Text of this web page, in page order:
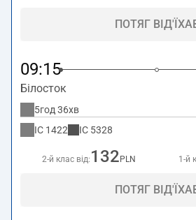
ПОТЯГ
09:15
Білосток
5год 36хв
IC 1422 IC 5328
2-й клас від: 132 PLN 1-й
ПОТЯГ